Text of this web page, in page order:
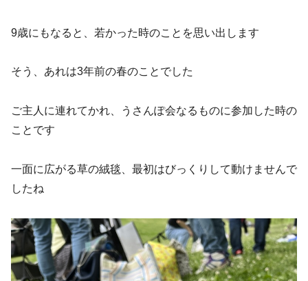
9歳にもなると、若かった時のことを思い出します
そう、あれは3年前の春のことでした
ご主人に連れてかれ、うさんぽ会なるものに参加した時の
ことです
一面に広がる草の絨毯、最初はびっくりして動けませんで
したね